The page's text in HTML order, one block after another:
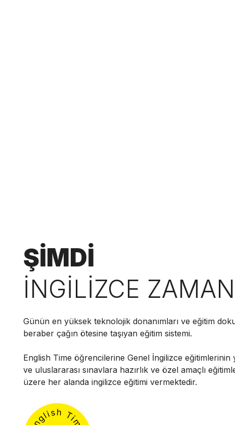
ŞİMDİ
İNGİLİZCE
Günün en yüksek teknolojik donanımları ve eğitim
beraber çağın ötesine taşıyan eğitim sistemi.
English Time öğrencilerine Genel İngilizce eğitimlerinin
ve uluslararası sınavlara hazırlık ve özel amaçlı
üzere her alanda ingilizce eğitimi vermektedir.